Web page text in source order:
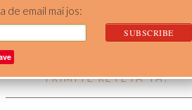
ACASA RETETE
TRIMITE RETETA TA!
de email mai jos: